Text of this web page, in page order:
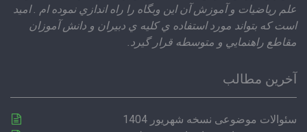
علم رياضيات و آموزش آن اين وبگاه را راه اندازي نموده ام . اميد
است كه بتواند مورد استفاده ي كليه ي دبيران و دانش آموزان
مقاطع راهنمايي و متوسطه قرار گيرد.
آخرین مطالب
سئوالات موضوعی نسخه شهریور 1404